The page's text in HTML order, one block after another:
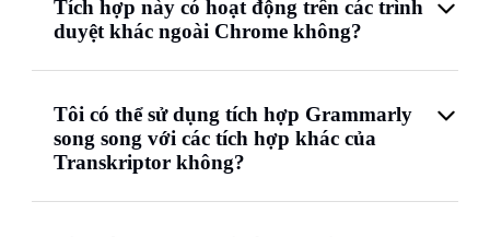
Tích hợp này có hoạt động trên các trình
duyệt khác ngoài Chrome không?
Tôi có thể sử dụng tích hợp Grammarly
song song với các tích hợp khác của
Transkriptor không?